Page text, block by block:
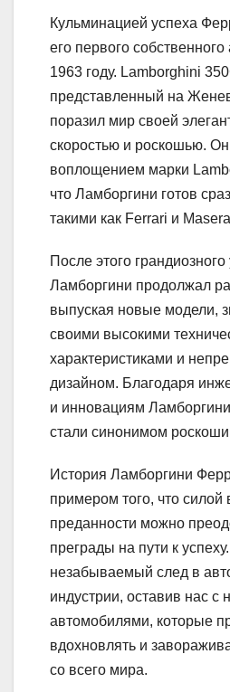
Кульминацией успеха
его первого
1963 году. Lamborghini
представленный на
поразил мир своей
скоростью и роскошью. Он
воплощением марки
что Ламборгини готов
такими как Ferrari и
После этого грандиозного
Ламборгини продолжал
выпуская новые модели,
своими высокими
характеристиками и
дизайном. Благодаря
и инновациям
стали синонимом роскоши
История Ламборгини
примером того, что силой
преданности можно
преграды на пути к
незабываемый след в
индустрии, оставив нас с
автомобилями, которые
вдохновлять и
со всего мира.